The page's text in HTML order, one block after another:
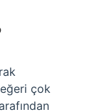
çok